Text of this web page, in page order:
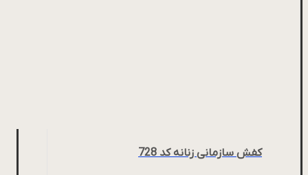
کفش سازمانی زنانه کد 728